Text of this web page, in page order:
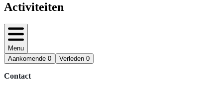
Activiteiten
Menu
Aankomende 0 Verleden 0
Contact